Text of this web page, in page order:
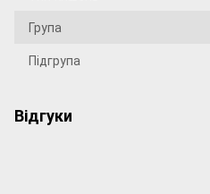
Група
Підгрупа
Відгуки